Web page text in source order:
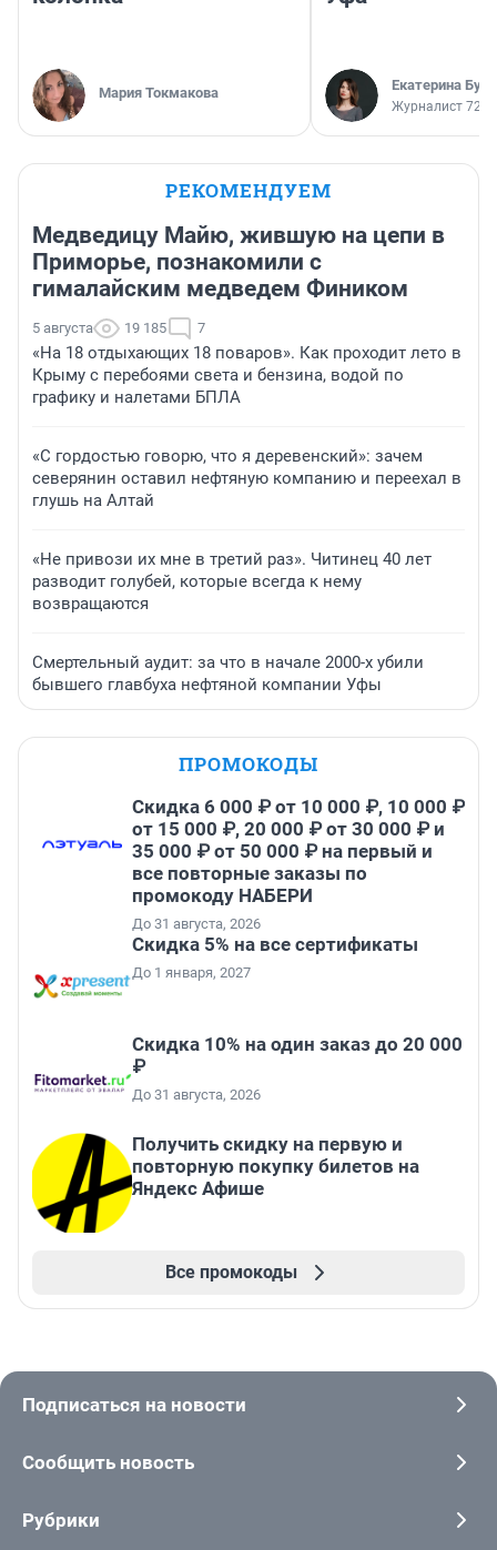
Мария Токмакова Екатерина
Журналист
РЕКОМЕНДУЕМ
Медведицу Майю, жившую на цепи в
Приморье, познакомили с
гималайским медведем Фиником
5 августа 19 185 7
«На 18 отдыхающих 18 поваров». Как проходит лето в
Крыму с перебоями света и бензина, водой по
графику и налетами БПЛА
«С гордостью говорю, что я деревенский»: зачем
северянин оставил нефтяную компанию и переехал в
глушь на Алтай
«Не привози их мне в третий раз». Читинец 40 лет
разводит голубей, которые всегда к нему
возвращаются
Смертельный аудит: за что в начале 2000-х убили
бывшего главбуха нефтяной компании Уфы
ПРОМОКОДЫ
Скидка 6 000 ₽ от 10 000 ₽, 10 000 ₽
от 15 000 ₽, 20 000 ₽ от 30 000 ₽ и
35 000 ₽ от 50 000 ₽ на первый и
все повторные заказы по
промокоду НАБЕРИ
До 31 августа, 2026
Скидка 5% на все сертификаты
До 1 января, 2027
Скидка 10% на один заказ до 20 000
₽
До 31 августа, 2026
Получить скидку на первую и
повторную покупку билетов на
Яндекс Афише
Все промокоды
Подписаться на новости
Сообщить новость
Рубрики